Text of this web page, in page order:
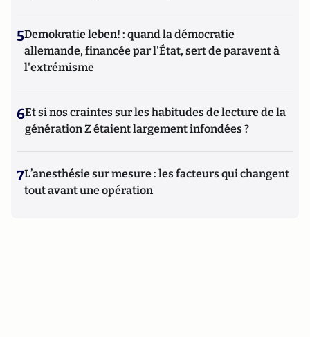
5Demokratie leben! : quand la démocratie
allemande, financée par l'État, sert de paravent à
l'extrémisme
6Et si nos craintes sur les habitudes de lecture de la
génération Z étaient largement infondées ?
7L’anesthésie sur mesure : les facteurs qui changent
tout avant une opération